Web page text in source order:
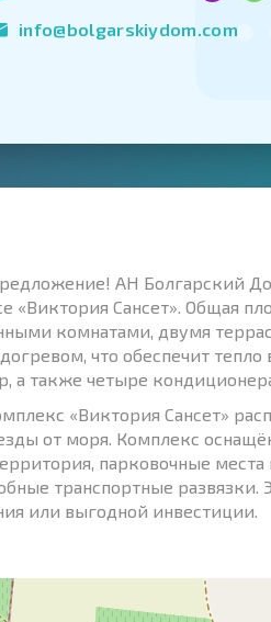
info@bolgarskiydom.com
АН Болгарский
«Виктория Сансет». Общая
комнатами, двумя
что обеспечит
а также четыре
«Виктория Сансет»
от моря. Комплекс
парковочные
транспортные развязки.
или выгодной инвестиции.